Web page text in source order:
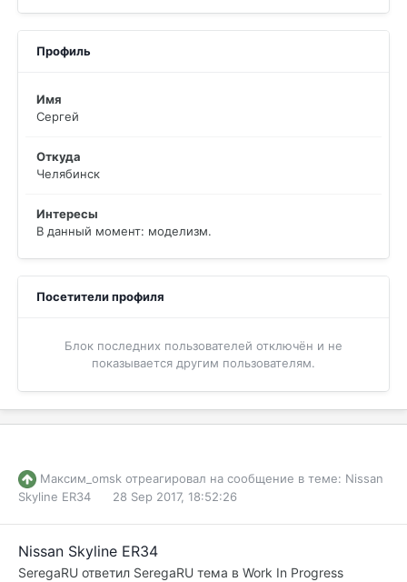
Профиль
Имя
Сергей
Откуда
Челябинск
Интересы
В данный момент: моделизм.
Посетители профиля
Блок последних пользователей отключён и не
показывается другим пользователям.
Максим_omsk отреагировал на сообщение в теме: Nissan
Skyline ER34
28 Sep 2017, 18:52:26
Nissan Skyline ER34
SeregaRU ответил SeregaRU тема в Work In Progress